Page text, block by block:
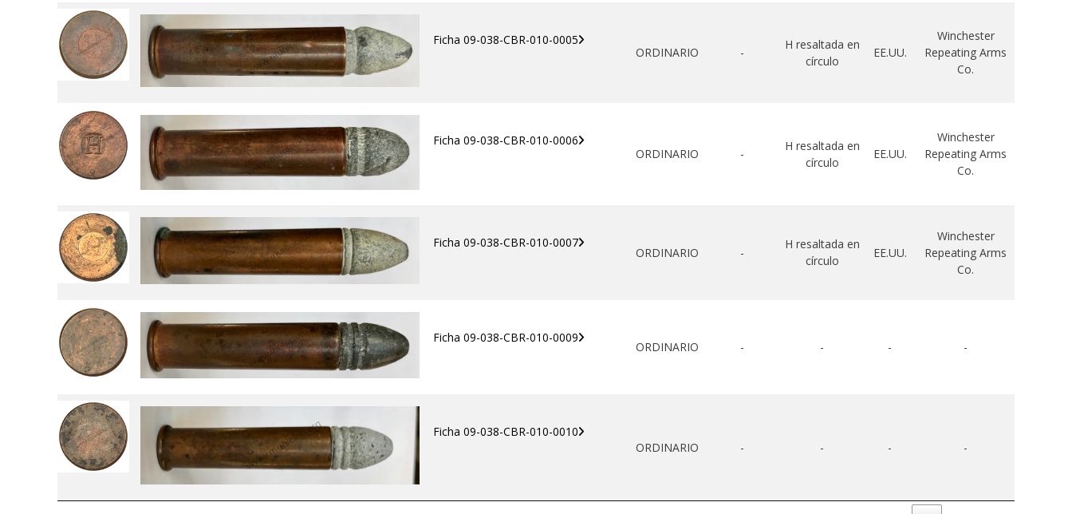
Ficha 09-038-CBR-010-0005
ORDINARIO
-
H resaltada en
círculo
EE.UU.
Winchester
Repeating Arms
Co.
Ficha 09-038-CBR-010-0006
ORDINARIO
-
H resaltada en
círculo
EE.UU.
Winchester
Repeating Arms
Co.
Ficha 09-038-CBR-010-0007
ORDINARIO -
H resaltada en
círculo
EE.UU.
Winchester
Repeating Arms
Co.
Ficha 09-038-CBR-010-0009
ORDINARIO - - - -
Ficha 09-038-CBR-010-0010
ORDINARIO
- - - -